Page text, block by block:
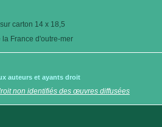
carton 14 x 18,5
France d'outre-mer
auteurs et ayants droit
non identifiés des œuvres diffusées